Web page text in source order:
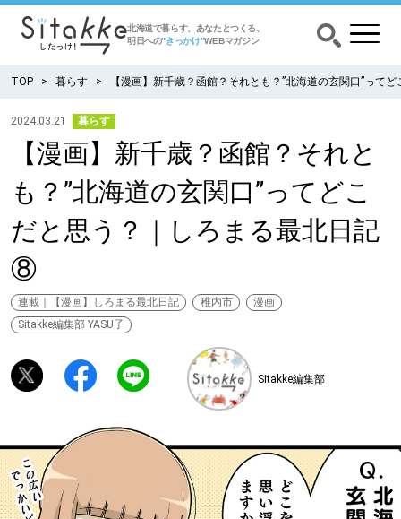
北海道で暮らす、あなたとつくる、
明日への”きっかけ”WEBマガジン
CATEGORY カテゴリー
食べる
暮らす
深める
ゆるむ
TOP 暮らす 【漫画】新千歳？函館？それとも？”北海道の玄関口”って
2024.03.21 暮らす
【漫画】新千歳？函館？それと
も？”北海道の玄関口”ってどこ
だと思う？｜しろまる最北日記
⑧
連載｜【漫画】しろまる最北日記 稚内市
漫画
Sitakke編集部 YASU子
Sitakke編集部